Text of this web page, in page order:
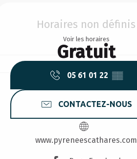
Horaires non définis
Voir les horaires
Gratuit
05 61 01 22 ▒▒
CONTACTEZ-NOUS
www.pyreneescathares.com